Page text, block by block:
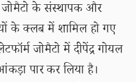
जोमैटो के संस्थापक और
के क्लब में शामिल हो गए
जोमैटो में दीपेंद्र गोयल
पार कर लिया है।